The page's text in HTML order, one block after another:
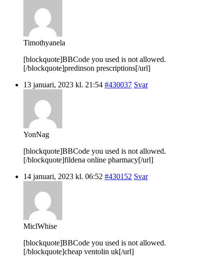
Timothyanela
[blockquote]BBCode you used is not allowed.
[/blockquote]predinson prescriptions[/url]
13 januari, 2023 kl. 21:54 #430037 Svar
YonNag
[blockquote]BBCode you used is not allowed.
[/blockquote]fildena online pharmacy[/url]
14 januari, 2023 kl. 06:52 #430152 Svar
MiclWhise
[blockquote]BBCode you used is not allowed.
[/blockquote]cheap ventolin uk[/url]